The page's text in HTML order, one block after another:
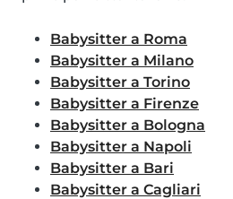
Babysitter a Roma
Babysitter a Milano
Babysitter a Torino
Babysitter a Firenze
Babysitter a Bologna
Babysitter a Napoli
Babysitter a Bari
Babysitter a Cagliari